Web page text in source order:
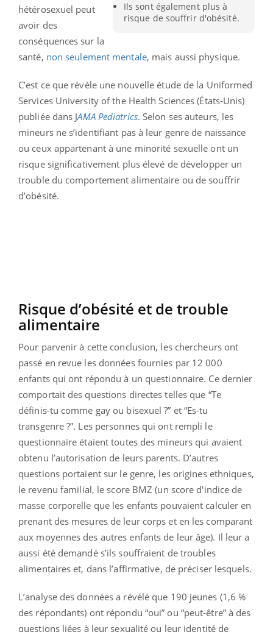
Ils sont également plus à
risque de souffrir d'obésité.
hétérosexuel peut
avoir des
conséquences sur la
santé, non seulement mentale, mais aussi physique.
C’est ce que révèle une nouvelle étude de la Uniformed
Services University of the Health Sciences (États-Unis)
publiée dans JAMA Pediatrics. Selon ses auteurs, les
mineurs ne s’identifiant pas à leur genre de naissance
ou ceux appartenant à une minorité sexuelle ont un
risque significativement plus élevé de développer un
trouble du comportement alimentaire ou de souffrir
d’obésité.
Risque d’obésité et de trouble
alimentaire
Pour parvenir à cette conclusion, les chercheurs ont
passé en revue les données fournies par 12 000
enfants qui ont répondu à un questionnaire. Ce dernier
comportait des questions directes telles que “Te
définis-tu comme gay ou bisexuel ?” et “Es-tu
transgenre ?”. Les personnes qui ont rempli le
questionnaire étaient toutes des mineurs qui avaient
obtenu l’autorisation de leurs parents. D’autres
questions portaient sur le genre, les origines ethniques,
le revenu familial, le score BMZ (un score d'indice de
masse corporelle que les enfants pouvaient calculer en
prenant des mesures de leur corps et en les comparant
aux moyennes des autres enfants de leur âge). Il leur a
aussi été demandé s’ils souffraient de troubles
alimentaires et, dans l’affirmative, de préciser lesquels.
L’analyse des données a révélé que 190 jeunes (1,6 %
des répondants) ont répondu “oui” ou “peut-être” à des
questions liées à leur sexualité ou leur identité de